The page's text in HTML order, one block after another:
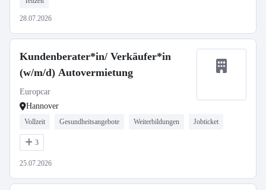
28.07.2026
Kundenberater*in/ Verkäufer*in
(w/m/d) Autovermietung
Europcar
Hannover
Vollzeit Gesundheitsangebote Weiterbildungen Jobticket
3
25.07.2026